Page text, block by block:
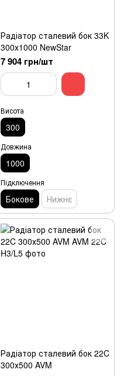
Радіатор сталевий бок 33K
300х1000 NewStar
7 904 грн/шт
Висота
300
Довжина
1000
Підключення
Бокове Нижнє
Радіатор сталевий бок 22C
300х500 AVM